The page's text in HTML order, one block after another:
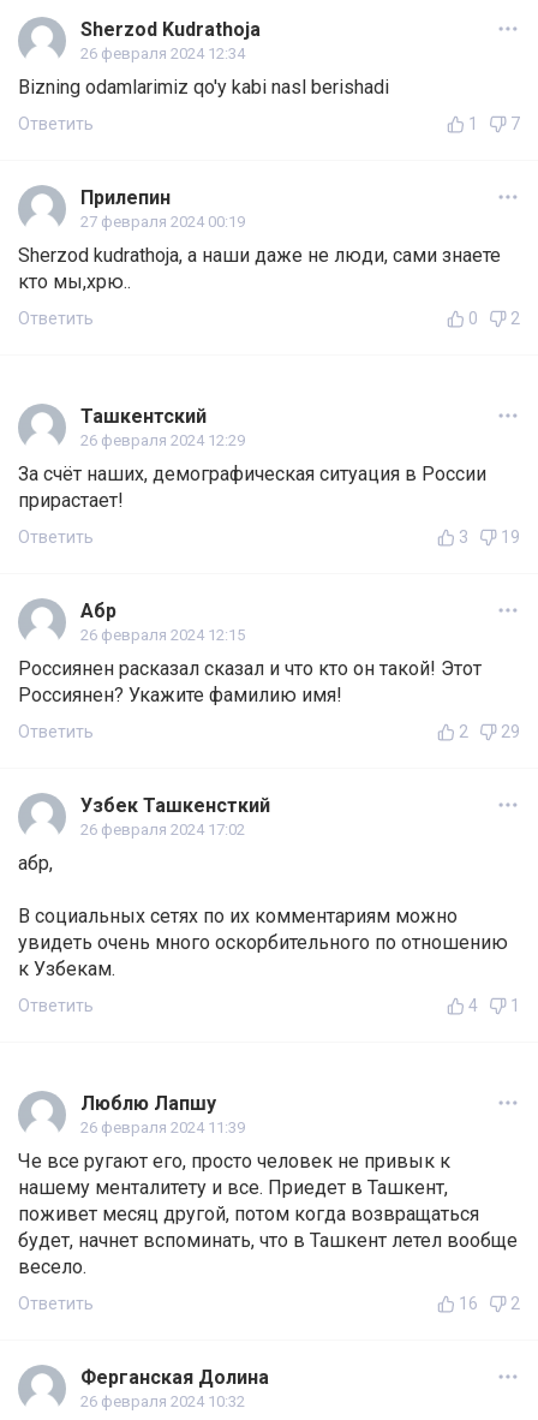
Sherzod Kudrathoja
26 февраля 2024 12:34
Bizning odamlarimiz qo'y kabi nasl berishadi
Ответить 1 7
Прилепин
27 февраля 2024 00:19
Sherzod kudrathoja, а наши даже не люди, сами знаете
кто мы,хрю..
Ответить 0 2
Ташкентский
26 февраля 2024 12:29
За счёт наших, демографическая ситуация в России
прирастает!
Ответить 3 19
Абр
26 февраля 2024 12:15
Россиянен расказал сказал и что кто он такой! Этот
Россиянен? Укажите фамилию имя!
Ответить 2 29
Узбек Ташкенсткий
26 февраля 2024 17:02
абр,
В социальных сетях по их комментариям можно
увидеть очень много оскорбительного по отношению
к Узбекам.
Ответить 4 1
Люблю Лапшу
26 февраля 2024 11:39
Че все ругают его, просто человек не привык к
нашему менталитету и все. Приедет в Ташкент,
поживет месяц другой, потом когда возвращаться
будет, начнет вспоминать, что в Ташкент летел вообще
весело.
Ответить 16 2
Ферганская Долина
26 февраля 2024 10:32